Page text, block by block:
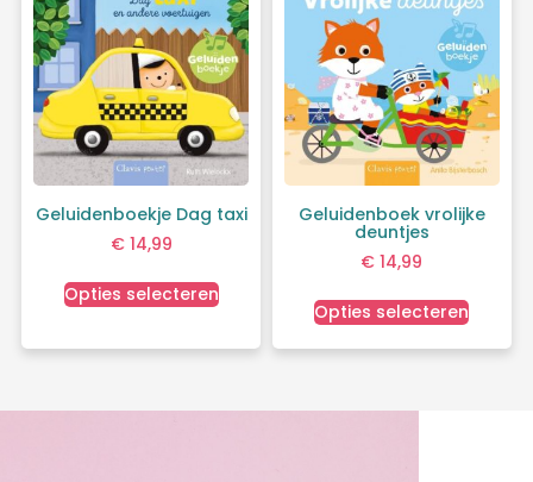
Geluidenboekje Dag taxi
€14,99
Opties selecteren
Geluidenboek vrolijke
deuntjes
€ 14,99
Opties selecteren